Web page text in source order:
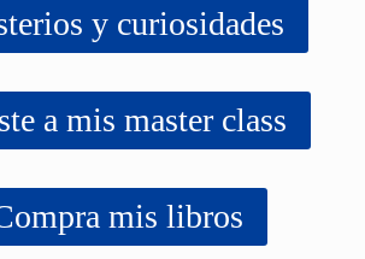
y curiosidades
a mis master class
mis libros